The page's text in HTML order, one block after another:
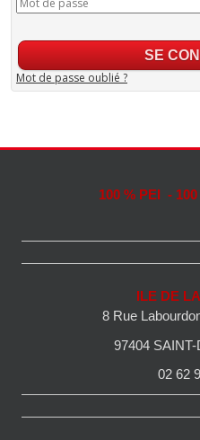
Mot de passe oublié ?
100 % PEI -
ILE DE
8 Rue
97404
02 62